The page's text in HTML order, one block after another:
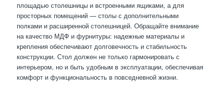
площадью столешницы и встроенными ящиками, а для
просторных помещений — столы с дополнительными
полками и расширенной столешницей. Обращайте внимание
на качество МДФ и фурнитуры: надежные материалы и
крепления обеспечивают долговечность и стабильность
конструкции. Стол должен не только гармонировать с
интерьером, но и быть удобным в эксплуатации, обеспечивая
комфорт и функциональность в повседневной жизни.